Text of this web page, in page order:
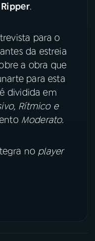
.
para o
da estreia
a obra que
para esta
dividida em
Rítmico e
Moderato.
no player